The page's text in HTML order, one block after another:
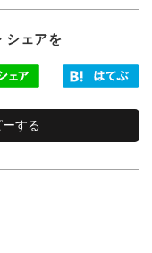
シェアを
する